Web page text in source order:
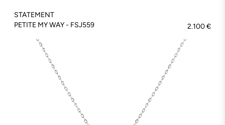
STATEMENT
PETITE MY WAY - FSJ559
2.100 €